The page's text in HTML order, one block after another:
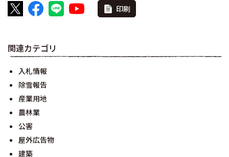
印刷
関連カテゴリ
入札情報
除雪報告
産業用地
農林業
公害
屋外広告物
建築